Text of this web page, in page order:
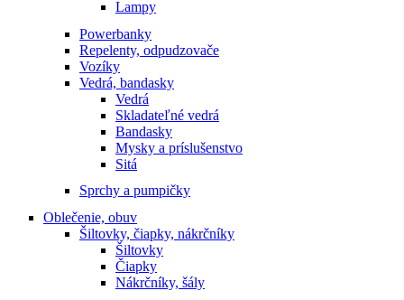
Lampy
Powerbanky
Repelenty, odpudzovače
Vozíky
Vedrá, bandasky
Vedrá
Skladateľné vedrá
Bandasky
Mysky a príslušenstvo
Sitá
Sprchy a pumpičky
Oblečenie, obuv
Šiltovky, čiapky, nákrčníky
Šiltovky
Čiapky
Nákrčníky, šály